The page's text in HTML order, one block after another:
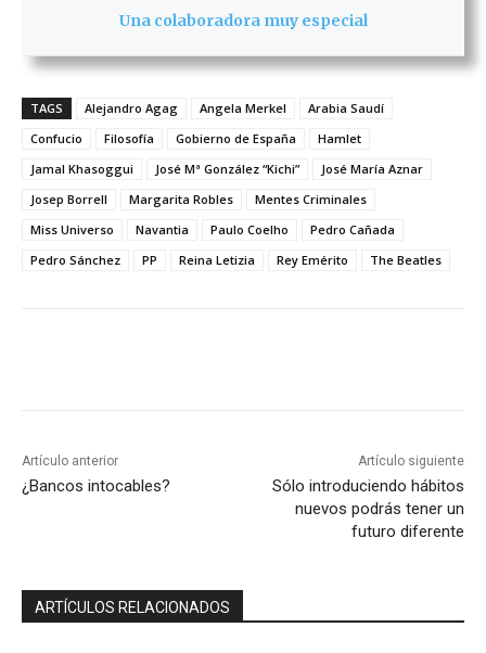
Una colaboradora muy especial
TAGS Alejandro Agag Angela Merkel
Arabia Saudí
Confucio
Filosofía Gobierno de España
Hamlet
Jamal Khasoggui
José Mª González “Kichi”
José María Aznar
Josep Borrell
Margarita Robles
Mentes Criminales
Miss Universo
Navantia Paulo Coelho
Pedro Cañada
Pedro Sánchez
PP Reina Letizia Rey Emérito The Beatles
Artículo anterior
¿Bancos intocables?
Artículo siguiente
Sólo introduciendo hábitos
nuevos podrás tener un
futuro diferente
ARTÍCULOS RELACIONADOS